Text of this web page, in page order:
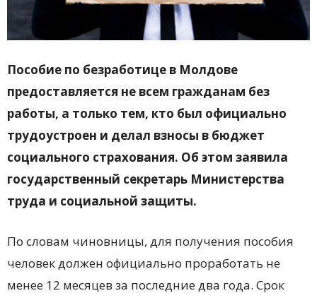
Пособие по безработице в Молдове
предоставляется не всем гражданам без
работы, а только тем, кто был официально
трудоустроен и делал взносы в бюджет
социального страхования. Об этом заявила
государственный секретарь Министерства
труда и социальной защиты.
По словам чиновницы, для получения пособия
человек должен официально проработать не
менее 12 месяцев за последние два года. Срок